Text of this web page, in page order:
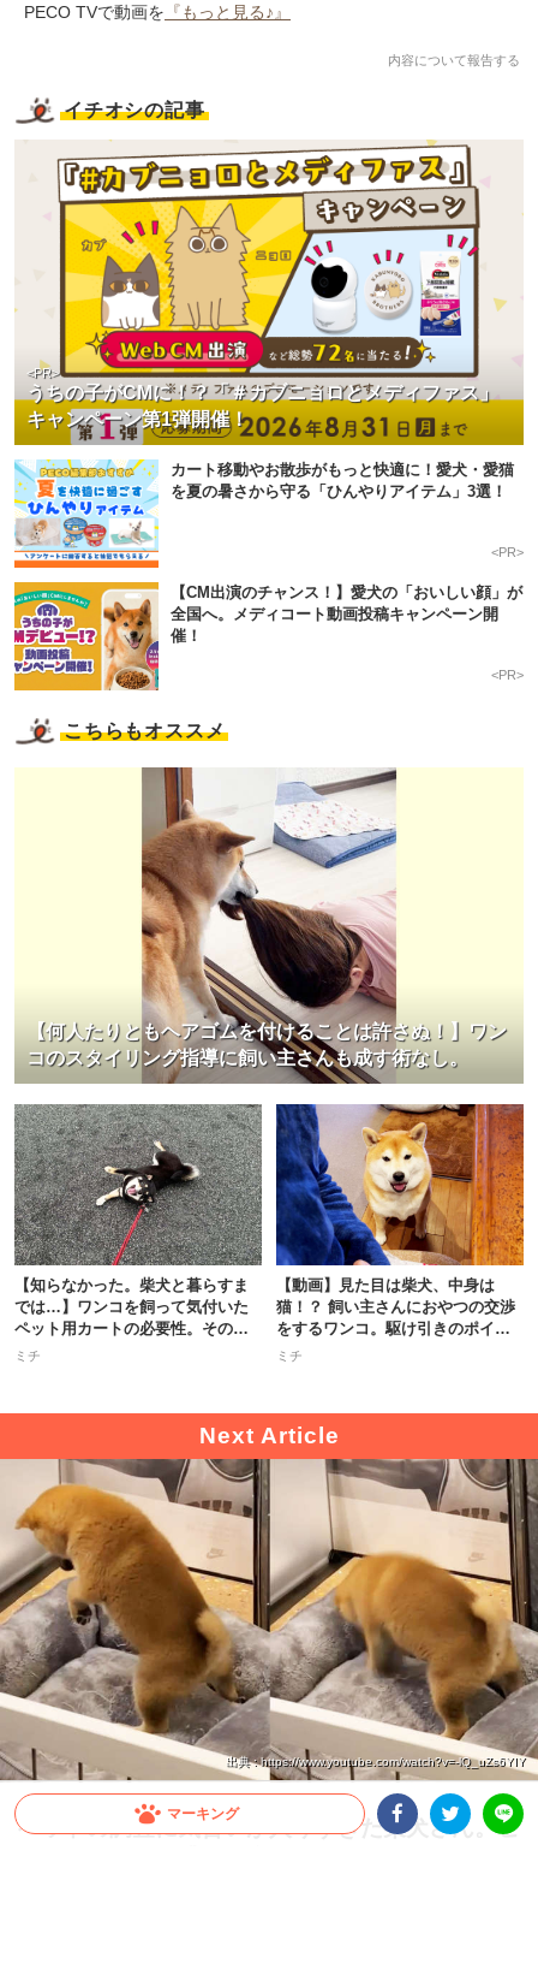
PECO TVで動画を 『もっと見る♪』
内容について報告する
マーキング
イチオシの記事
うちの子がCMに！？「＃カブニョロとメディファス」
キャンペーン第1弾開催！
<PR>
カート移動やお散歩がもっと快適に！愛犬・愛猫
を夏の暑さから守る「ひんやりアイテム」3選！
<PR>
【CM出演のチャンス！】愛犬の「おいしい顔」が
全国へ。メディコート動画投稿キャンペーン開
催！
<PR>
こちらもオススメ
【何人たりともヘアゴムを付けることは許さぬ！】ワン
コのスタイリング指導に飼い主さんも成す術なし。
【知らなかった。柴犬と暮らすま
では…】ワンコを飼って気付いた
ペット用カートの必要性。その理
由は…
ミチ
【動画】見た目は柴犬、中身は
猫！？ 飼い主さんにおやつの交渉
をするワンコ。駆け引きのポイン
トは…？
ミチ
出典 : https://www.youtube.com/watch?v=-lQ_uZs6YIY
ベッドの調査に気合いが入りすぎた柴犬さん。ピ